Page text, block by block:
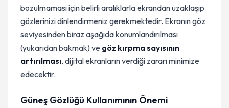
bozulmaması için belirli aralıklarla ekrandan uzaklaşıp
gözlerinizi dinlendirmeniz gerekmektedir. Ekranın göz
seviyesinden biraz aşağıda konumlandırılması
(yukarıdan bakmak) ve göz kırpma sayısının
artırılması, dijital ekranların verdiği zararı minimize
edecektir.
Güneş Gözlüğü Kullanımının Önemi